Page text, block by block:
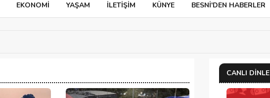
EKONOMI YAŞAM İLETIŞIM KÜNYE BESNI'DEN HABERLER
CANLI DINLE